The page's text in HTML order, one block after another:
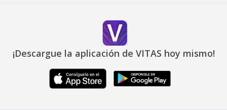
¡Descargue la aplicación de VITAS hoy mismo!